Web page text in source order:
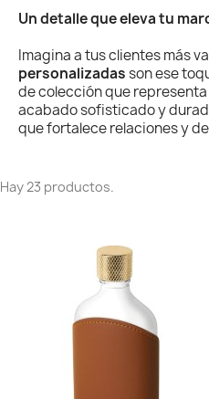
Un detalle que eleva tu
Imagina a tus clientes más
personalizadasson ese
de colección que
acabado sofisticado y
que fortalece relaciones y
Hay 23 productos.